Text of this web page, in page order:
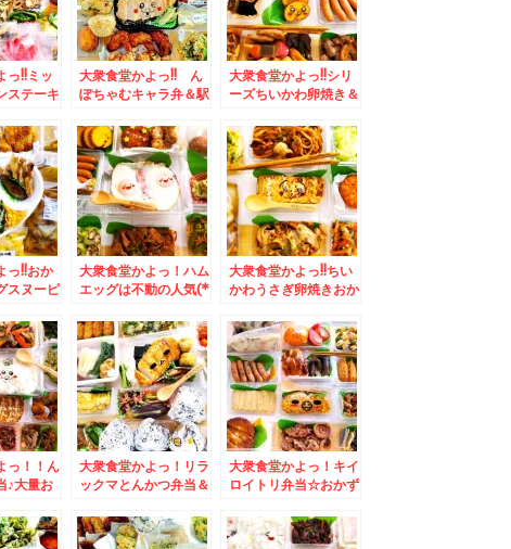
キ」美味(*´艸`*)
ロッコリー、チキン」
(*´艸`*)
っ!!ミッ
ステーキ
辛子明太
「なめこ
食べ放題
～
大衆食堂かよっ!! ん
ぽちゃむキャラ弁＆駅
部「そばの合田」の
「もりそば駅弁」(*
´艸`*)できたてなのよ
～♪
大衆食堂かよっ!!シリ
ーズちいかわ卵焼き＆
バイG線」さんの「サ
ンドイッチモーニン
グ」
っ!!おか
スヌーピ
「塩ラー
ぱり美味
艸`*)
大衆食堂かよっ！ハム
エッグは不動の人気(*
大船軒」の「サンドウ
ィッチ弁当」日本初の
サンドイッチ駅弁☆(*
´艸`*)
大衆食堂かよっ!!ちい
かわうさぎ卵焼きおか
だΣ(ﾟДﾟ)「ラーメン
の店 えぞっこ」さん
の「野菜醤油ラーメ
ン」(*´艸`*)
っ！！ん
♪大量お
ン」さん
グセッ
大衆食堂かよっ！リラ
ックマとんかつ弁当＆
まんじゅう 梅屋」さ
んの「みそまんじゅ
大衆食堂かよっ！キイ
ロイトリ弁当☆おかず
の「鈴木牧場牛乳」さ
んの「ソフトクリー